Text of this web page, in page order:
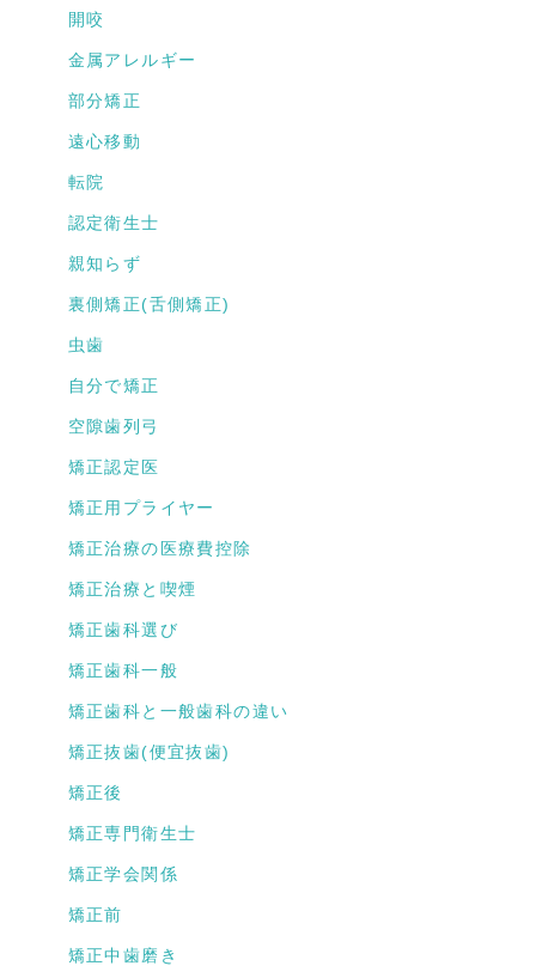
開咬
金属アレルギー
部分矯正
遠心移動
転院
認定衛生士
親知らず
裏側矯正(舌側矯正)
虫歯
自分で矯正
空隙歯列弓
矯正認定医
矯正用プライヤー
矯正治療の医療費控除
矯正治療と喫煙
矯正歯科選び
矯正歯科一般
矯正歯科と一般歯科の違い
矯正抜歯(便宜抜歯)
矯正後
矯正専門衛生士
矯正学会関係
矯正前
矯正中歯磨き